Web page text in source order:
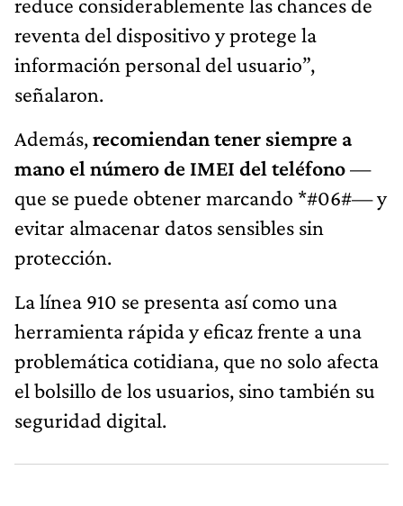
reventa del dispositivo y protege la
información personal del usuario”,
señalaron.
Además,recomiendan tener siempre a
mano el número de IMEI del teléfono—
que se puede obtener marcando *#06#— y
evitar almacenar datos sensibles sin
protección.
La línea 910 se presenta así como una
herramienta rápida y eficaz frente a una
problemática cotidiana, que no solo afecta
el bolsillo de los usuarios, sino también su
seguridad digital.